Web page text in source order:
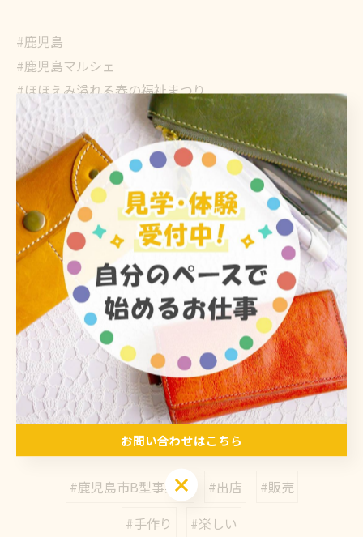
#鹿児島
#鹿児島マルシェ
#ほほえみ溢れる春の福祉まつり
#就労継続支援b型事業所
#ハンドメイド
@hohoemi_matsuri
鹿児島市で体験の機会をご用意鹿児島市でご用意する軽
作業
軽作業
< 前のページ 一覧に戻る 次のページ >
関連タグ
#鹿児島市B型事業所 #出店
#販売
#手作り
#楽しい
お問い合わせはこちら
お問い合わせはこちら